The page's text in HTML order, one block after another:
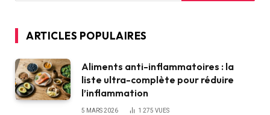
ARTICLES POPULAIRES
Aliments anti-inflammatoires : la
liste ultra-complète pour réduire
l’inflammation
5 MARS 2026 1 275 VUES